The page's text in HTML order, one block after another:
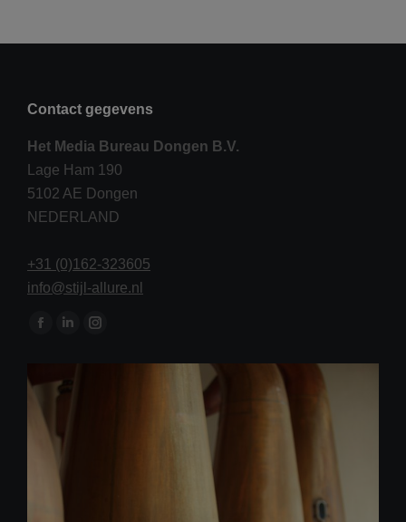
Contact gegevens
Het Media Bureau Dongen B.V.
Lage Ham 190
5102 AE Dongen
NEDERLAND
+31 (0)162-323605
info@stijl-allure.nl
Vind ons op:
Facebook
opens
new
LinkedinInstagram